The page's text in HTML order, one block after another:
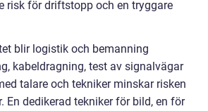
risk för driftstopp och en tryggare
blir logistik och bemanning
kabeldragning, test av signalvägar
talare och tekniker minskar risken
En dedikerad tekniker för bild, en för